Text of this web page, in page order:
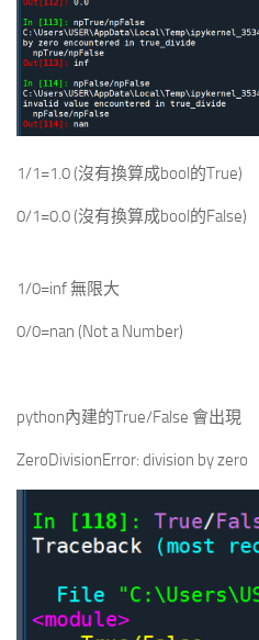
1/1=1.0 (沒有換算成bool的True)
0/1=0.0 (沒有換算成bool的False)
1/0=inf 無限大
0/0=nan (Not a Number)
python內建的True/False 會出現
ZeroDivisionError: division by zero